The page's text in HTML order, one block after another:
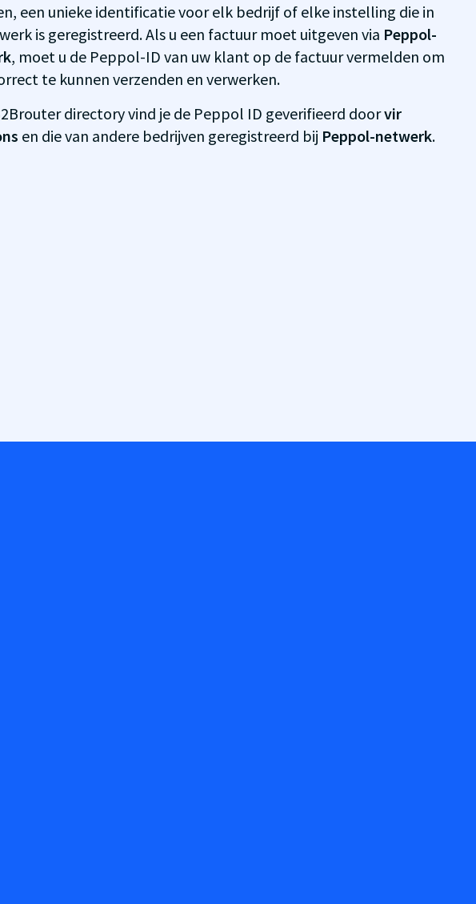
een unieke identificatie voor elk bedrijf of elke instelling die in
is geregistreerd. Als u een factuur moet uitgeven via Peppol-
, moet u de Peppol-ID van uw klant op de factuur vermelden om
te kunnen verzenden en verwerken.
directory vind je de Peppol ID geverifieerd doorvir
en die van andere bedrijven geregistreerd bij Peppol-netwerk.